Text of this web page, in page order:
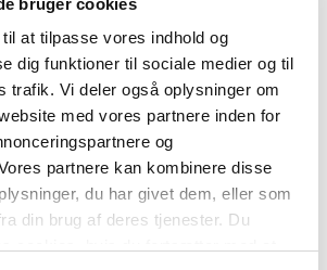
at tilpasse vores indhold og
dig funktioner til sociale medier og til
trafik. Vi deler også oplysninger om
med vores partnere inden for
og
partnere kan kombinere disse
du har givet dem, eller som
din brug af deres tjenester. Du
samlede fire forslag til udvikling